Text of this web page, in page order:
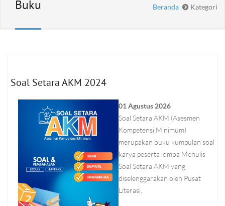
Buku Beranda Kategori
Soal Setara AKM 2024
01 Agustus 2026
Soal Setara AKM (Asesmen
Kompetensi Minimum)
merupakan buku kumpulan soal
karya peserta lomba Menulis
Soal Setara AKM yang
diselenggarakan oleh Pusat
Literasi,